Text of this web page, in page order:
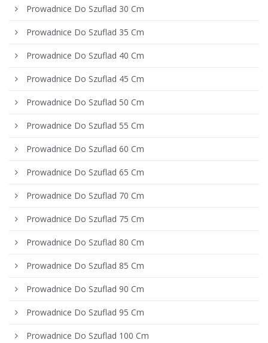
Prowadnice Do Szuflad 30 Cm
Prowadnice Do Szuflad 35 Cm
Prowadnice Do Szuflad 40 Cm
Prowadnice Do Szuflad 45 Cm
Prowadnice Do Szuflad 50 Cm
Prowadnice Do Szuflad 55 Cm
Prowadnice Do Szuflad 60 Cm
Prowadnice Do Szuflad 65 Cm
Prowadnice Do Szuflad 70 Cm
Prowadnice Do Szuflad 75 Cm
Prowadnice Do Szuflad 80 Cm
Prowadnice Do Szuflad 85 Cm
Prowadnice Do Szuflad 90 Cm
Prowadnice Do Szuflad 95 Cm
Prowadnice Do Szuflad 100 Cm